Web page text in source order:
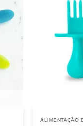
ALIMENTAÇÃO